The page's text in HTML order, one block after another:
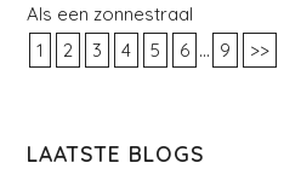
Als een zonnestraal
1
2 3 4 5 6 ... 9 >>
LAATSTE BLOGS